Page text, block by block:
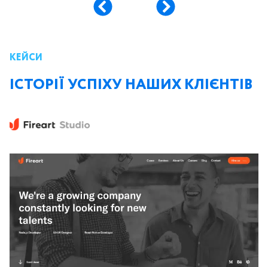
КЕЙСИ
ІСТОРІЇ УСПІХУ НАШИХ КЛІЄНТІВ